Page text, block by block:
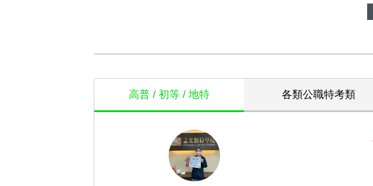
高普 / 初等 / 地特 各類公職特考類